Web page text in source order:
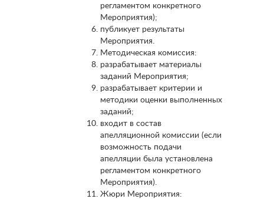
регламентом конкретного
Мероприятия);
публикует результаты
Мероприятия.
Методическая комиссия:
разрабатывает материалы
заданий Мероприятия;
разрабатывает критерии и
методики оценки выполненных
заданий;
входит в состав
апелляционной комиссии (если
возможность подачи
апелляции была установлена
регламентом конкретного
Мероприятия).
Жюри Мероприятия: